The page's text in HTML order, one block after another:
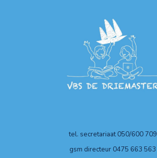
tel. secretariaat 050/600 709
gsm directeur 0475 663 563